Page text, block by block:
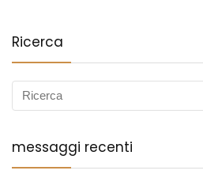
Ricerca
messaggi recenti